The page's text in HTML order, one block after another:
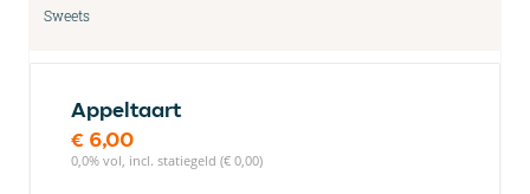
Sweets
Appeltaart
€ 6,00
0,0% vol, incl. statiegeld (€ 0,00)